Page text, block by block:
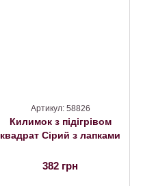
Артикул: 58826
Килимок з підігрівом
квадрат Сірий з лапками
382 грн